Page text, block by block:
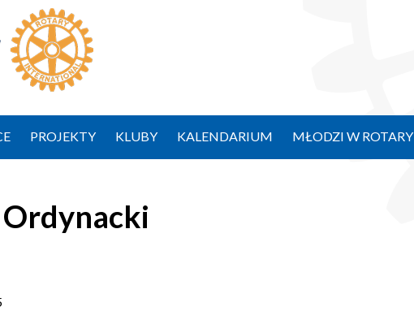
PROJEKTY KLUBY KALENDARIUM MŁODZI W ROTARY
Ordynacki